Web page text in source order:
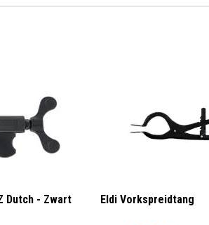
Dutch - Zwart Eldi Vorkspreidtang